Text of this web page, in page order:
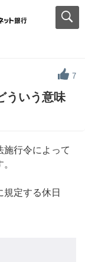
7
ういう意味
施行令によって
定する休日